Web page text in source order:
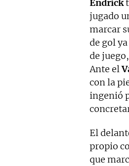
Endrick
jugado
marcar
de gol
de
Ante el
con la
ingenió
El
propio
que